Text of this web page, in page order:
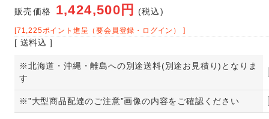
販売価格 1,424,500円 (税込)
[71,225ポイント進呈（要会員登録・ログイン） ]
[ 送料込 ]
※北海道・沖縄・離島への別途送料(別途お見積り)となりま
す
※”大型商品配達のご注意”画像の内容をご確認ください